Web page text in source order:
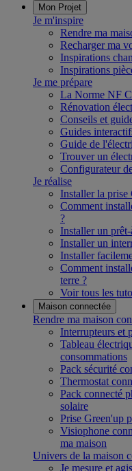
Mon Projet
Je m'inspire
Rendre ma
Recharger ma
Inspirations
Inspirations
Je me prépare
La Norme NF
Rénovation
Conseils et
Guides
Guide de
Trouver un
Configurateur
Je réalise
Installer la prise
Comment
?
Installer un prêt-
Installer un
Installer
Comment
terre ?
Voir tous les
Maison connectée
Rendre ma maison
Interrupteurs et
Tableau
consommations
Pack sécurité
Thermostat
Pack connecté
solaire
Prise Green'up
Visiophone
ma maison
Univers de la maison
Je mesure et